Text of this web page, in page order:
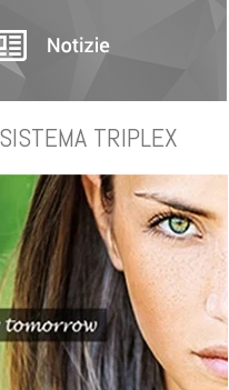
TRIPLEX